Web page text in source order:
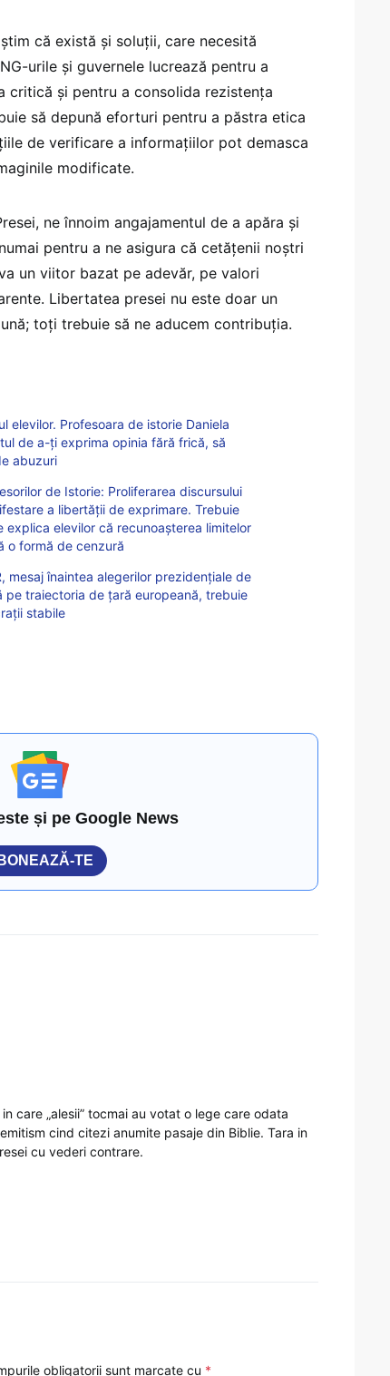
că există și soluții, care necesită
urile și guvernele lucrează pentru a
critică și pentru a consolida rezistența
să depună eforturi pentru a păstra etica
de verificare a informațiilor pot demasca
modificate.
ne înnoim angajamentul de a apăra și
pentru a ne asigura că cetățenii noștri
un viitor bazat pe adevăr, pe valori
Libertatea presei nu este doar un
toți trebuie să ne aducem contribuția.
elevilor. Profesoara de istorie Daniela
de a-ți exprima opinia fără frică, să
abuzuri
de Istorie: Proliferarea discursului
a libertății de exprimare. Trebuie
elevilor că recunoașterea limitelor
o formă de cenzură
mesaj înaintea alegerilor prezidențiale de
pe traiectoria de țară europeană, trebuie
stabile
și pe Google News
TE
care „alesii” tocmai au votat o lege care odata
cind citezi anumite pasaje din Biblie. Tara in
cu vederi contrare.
obligatorii sunt marcate cu *